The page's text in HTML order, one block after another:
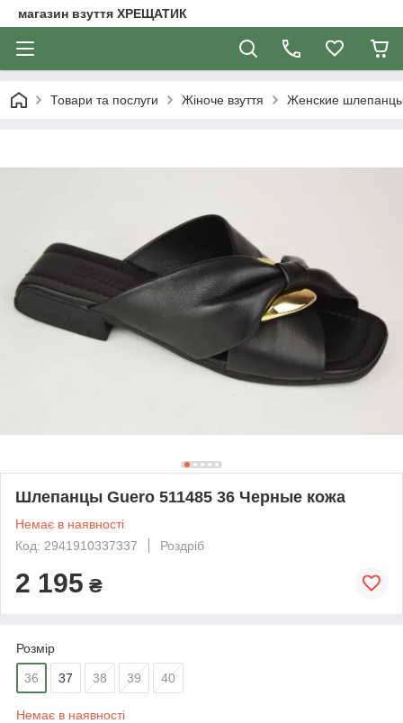
магазин взуття ХРЕЩАТИК
Товари та послуги Жіноче взуття Женские
Шлепанцы Guero 511485 36 Черные кожа
Немає в наявності
Код: 2941910337337
Роздріб
2 195 ₴
Розмір
36 37 38 39 40
Немає в наявності